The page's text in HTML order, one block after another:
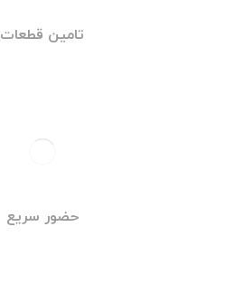
تامین قطعات
حضور سریع